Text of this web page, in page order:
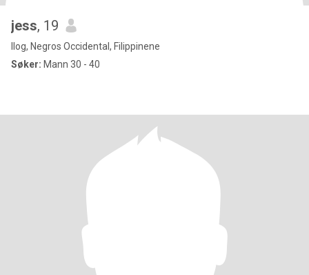
jess, 19
Ilog, Negros Occidental, Filippinene
Søker: Mann 30 - 40